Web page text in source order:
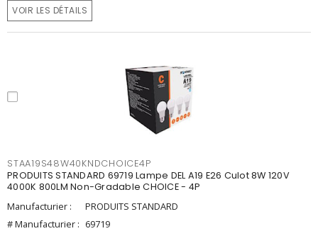
VOIR LES DÉTAILS
STAA19S48W40KNDCHOICE4P
PRODUITS STANDARD 69719 Lampe DEL A19 E26 Culot 8W 120V
4000K 800LM Non-Gradable CHOICE - 4P
Manufacturier :
PRODUITS STANDARD
# Manufacturier : 69719